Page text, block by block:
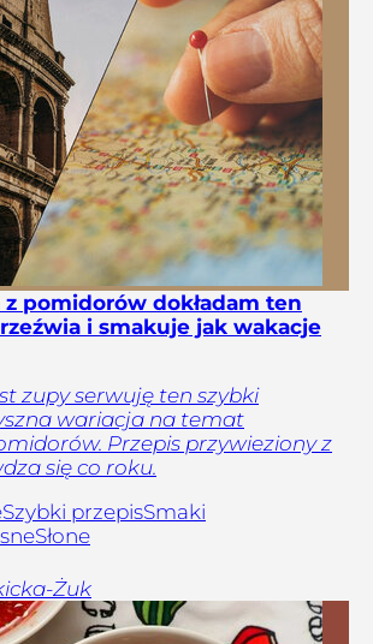
z pomidorów dokładam ten
i smakuje jak wakacje
zupy serwuję ten szybki
wariacja na temat
Przepis przywieziony z
się co roku.
Szybki przepisSmaki
Słone
Żuk